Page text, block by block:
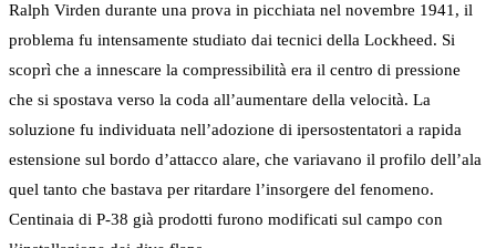
Ralph Virden durante una prova in picchiata nel novembre 1941, il
problema fu intensamente studiato dai tecnici della Lockheed. Si
scoprì che a innescare la compressibilità era il centro di pressione
che si spostava verso la coda all’aumentare della velocità. La
soluzione fu individuata nell’adozione di ipersostentatori a rapida
estensione sul bordo d’attacco alare, che variavano il profilo dell’ala
quel tanto che bastava per ritardare l’insorgere del fenomeno.
Centinaia di P-38 già prodotti furono modificati sul campo con